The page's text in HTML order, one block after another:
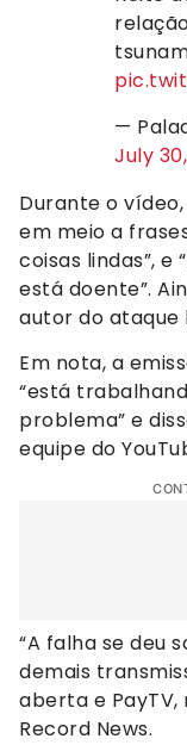
—
July
Durante o
em meio a
coisas lindas”, e
está doente”.
autor do ataque
Em nota, a
“está
problema” e
equipe do
“A falha se deu
demais
aberta e
Record News.